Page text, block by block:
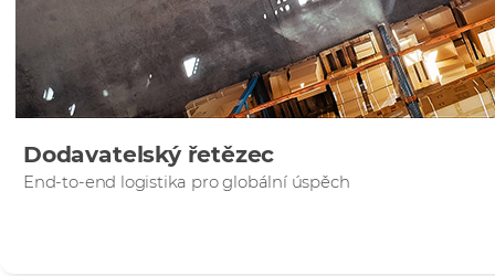
Dodavatelský řetězec
End-to-end logistika pro globální úspěch